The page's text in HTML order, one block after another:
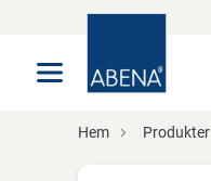
Hem Produkter